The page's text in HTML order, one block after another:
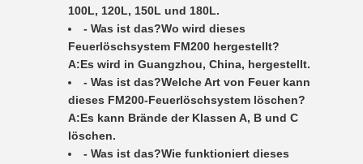
100L, 120L, 150L und 180L.
- Was ist das?Wo wird dieses
Feuerlöschsystem FM200 hergestellt?
A:Es wird in Guangzhou, China, hergestellt.
- Was ist das?Welche Art von Feuer kann
dieses FM200-Feuerlöschsystem löschen?
A:Es kann Brände der Klassen A, B und C
löschen.
- Was ist das?Wie funktioniert dieses